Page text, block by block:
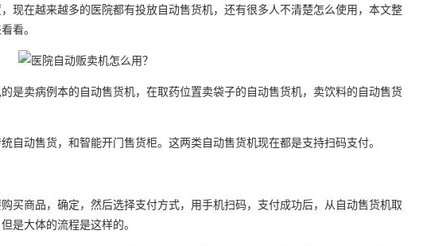
在越来越多的医院都有投放自动售货机，还有很多人不清楚怎么使用，本文整
看。
卖病例本的自动售货机，在取药位置卖袋子的自动售货机，卖饮料的自动售货
动售货，和智能开门售货柜。这两类自动售货机现在都是支持扫码支付。
商品，确定，然后选择支付方式，用手机扫码，支付成功后，从自动售货机取
是大体的流程是这样的。